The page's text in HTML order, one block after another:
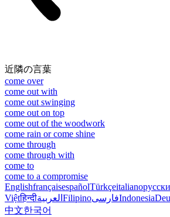
近隣の言葉
come over
come out with
come out swinging
come out on top
come out of the woodwork
come rain or come shine
come through
come through with
come to
come to a compromise
EnglishfrançaisespañolTürkçeitaliano
Việtहिन्दीالعربية FilipinoفارسیIndonesia
中文한국어